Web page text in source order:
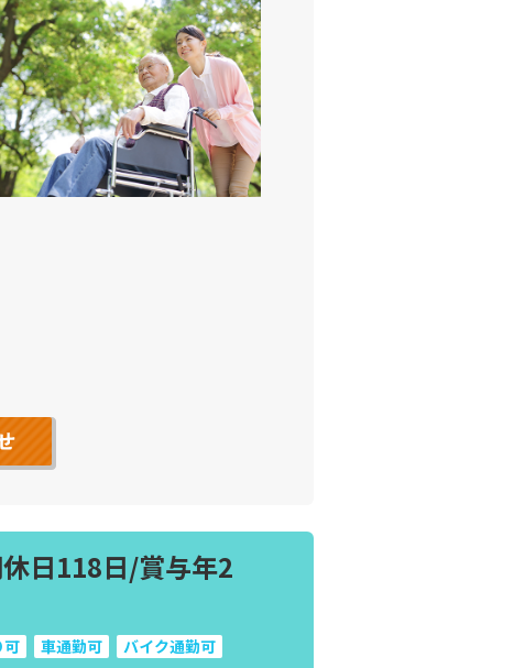
日118日/賞与年2
可 車通勤可 バイク通勤可